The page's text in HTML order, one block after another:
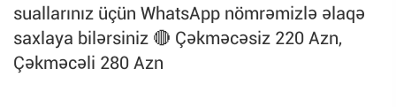
suallarınız üçün WhatsApp nömrəmizlə əlaqə
saxlaya bilərsiniz 🔴 Çəkməcəsiz 220 Azn,
Çəkməcəli 280 Azn